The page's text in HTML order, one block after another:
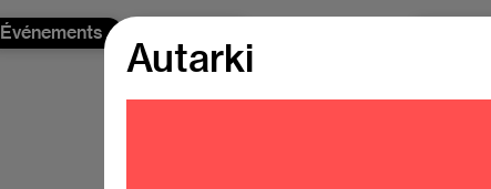
Événements
Autarki